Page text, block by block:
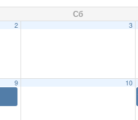
Сб
2 3
9 10